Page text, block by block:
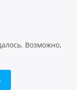
Возможно,